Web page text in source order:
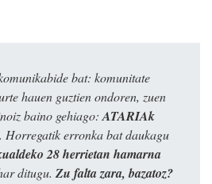
bat: komunitate
hauen guztien ondoren, zuen
baino gehiago: ATARIAk
. Horregatik erronka bat daukagu
28 herrietan hamarna
ditugu. Zu falta zara, bazatoz?